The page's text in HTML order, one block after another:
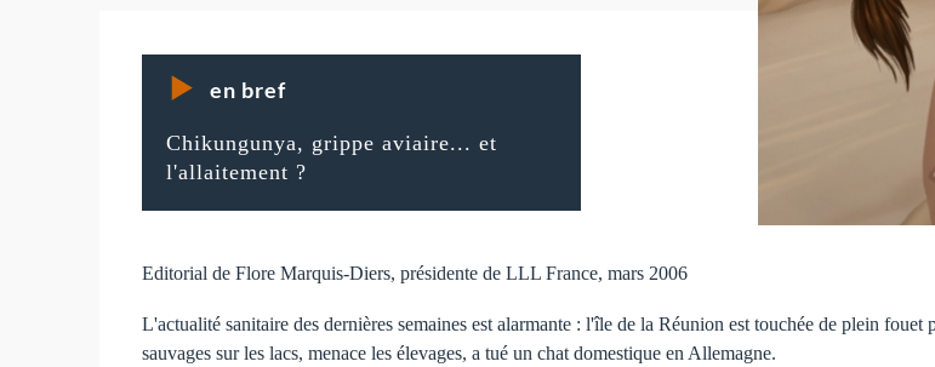
en bref
Chikungunya, grippe aviaire... et
l'allaitement ?
Editorial de Flore Marquis-Diers, présidente de LLL France, mars 2006
L'actualité sanitaire des dernières semaines est alarmante : l'île de la Réunion est touchée de plein
sauvages sur les lacs, menace les élevages, a tué un chat domestique en Allemagne.